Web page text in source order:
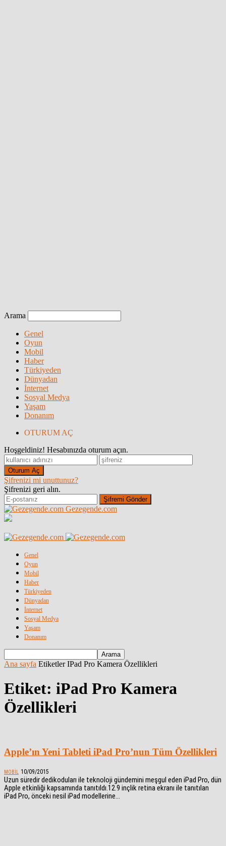
Arama
Genel
Oyun
Mobil
Haber
Türkiyeden
Dünyadan
İnternet
Sosyal Medya
Yaşam
Donanım
OTURUM AÇ
Hoşgeldiniz! Hesabınızda oturum açın.
Şifrenizi mi unuttunuz?
Şifrenizi geri alın.
Gezegende.com
Genel
Oyun
Mobil
Haber
Türkiyeden
Dünyadan
İnternet
Sosyal Medya
Yaşam
Donanım
Ana sayfa Etiketler IPad Pro Kamera Özellikleri
Etiket: iPad Pro Kamera
Özellikleri
Apple’ın Yeni Tableti iPad Pro’nun Tüm Özellikleri
MOBIL 10/09/2015
Uzun süredir dedikoduları ile teknoloji gündemini meşgul eden iPad Pro, dün
Apple etkinliği kapsamında tanıtıldı.12.9 inçlik retina ekranı ile tanıtılan
iPad Pro, önceki nesil iPad modellerine...